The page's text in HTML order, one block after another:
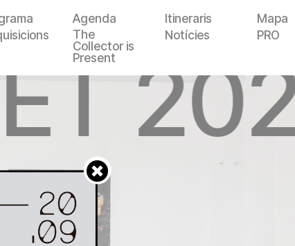
Agenda Itineraris
Mapa
The
Collector is
Present
Notícies PRO